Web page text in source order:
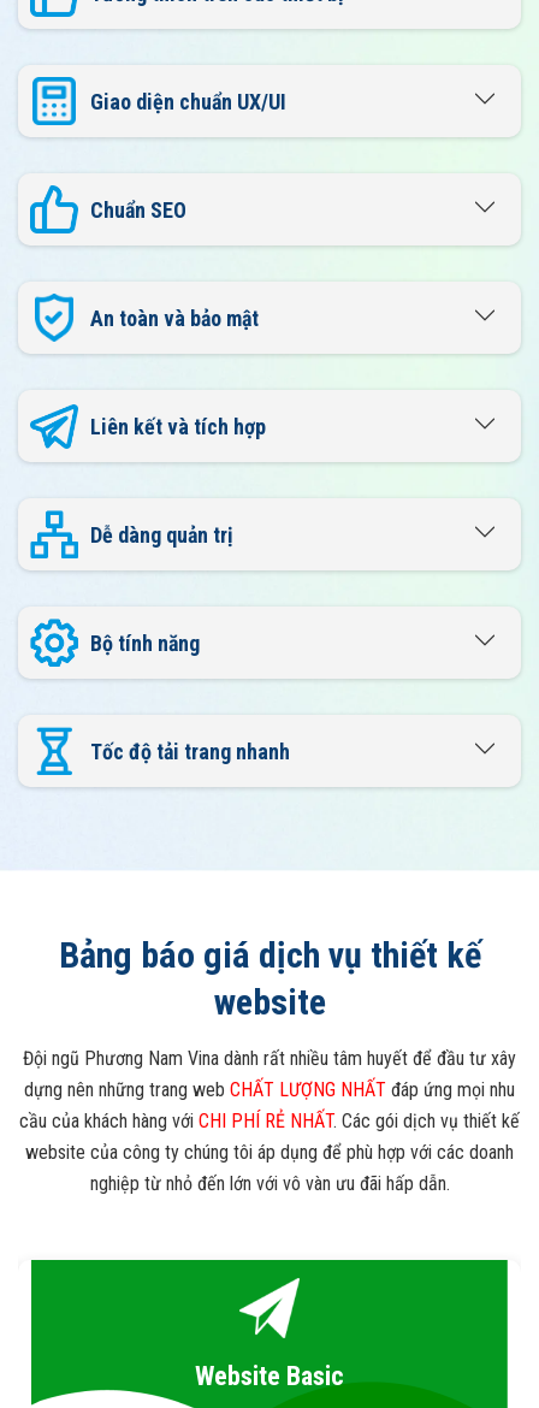
Giao diện chuẩn UX/UI
Chuẩn SEO
An toàn và bảo mật
Liên kết và tích hợp
Dễ dàng quản trị
Bộ tính năng
Tốc độ tải trang nhanh
Bảng báo giá dịch vụ thiết kế
website
Đội ngũ Phương Nam Vina dành rất nhiều tâm huyết để đầu tư xây
dựng nên những trang web CHẤT LƯỢNG NHẤT đáp ứng mọi nhu
cầu của khách hàng với CHI PHÍ RẺ NHẤT. Các gói dịch vụ thiết kế
website của công ty chúng tôi áp dụng để phù hợp với các doanh
nghiệp từ nhỏ đến lớn với vô vàn ưu đãi hấp dẫn.
Website Business